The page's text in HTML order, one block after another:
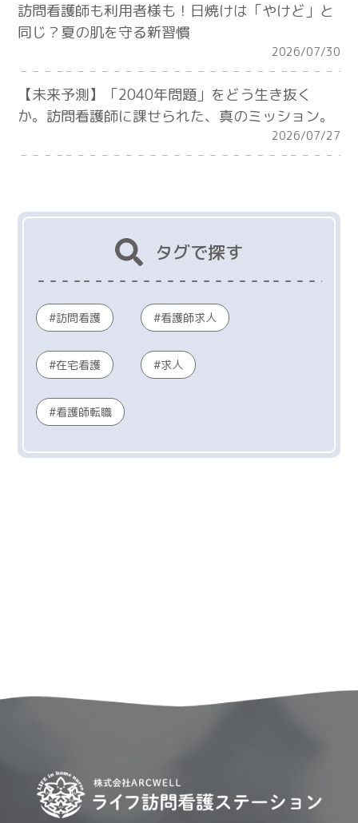
訪問看護師も利用者様も！日焼けは「やけど」と
同じ？夏の肌を守る新習慣
2026/07/30
【未来予測】「2040年問題」をどう生き抜く
か。訪問看護師に課せられた、真のミッション。
2026/07/27
タグで探す
訪問看護 看護師求人
在宅看護 求人
看護師転職